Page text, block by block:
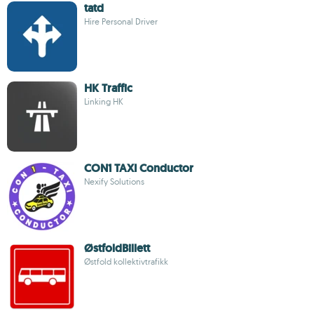
tatd
Hire Personal Driver
HK Traffic
Linking HK
CON1 TAXI Conductor
Nexify Solutions
ØstfoldBillett
Østfold kollektivtrafikk